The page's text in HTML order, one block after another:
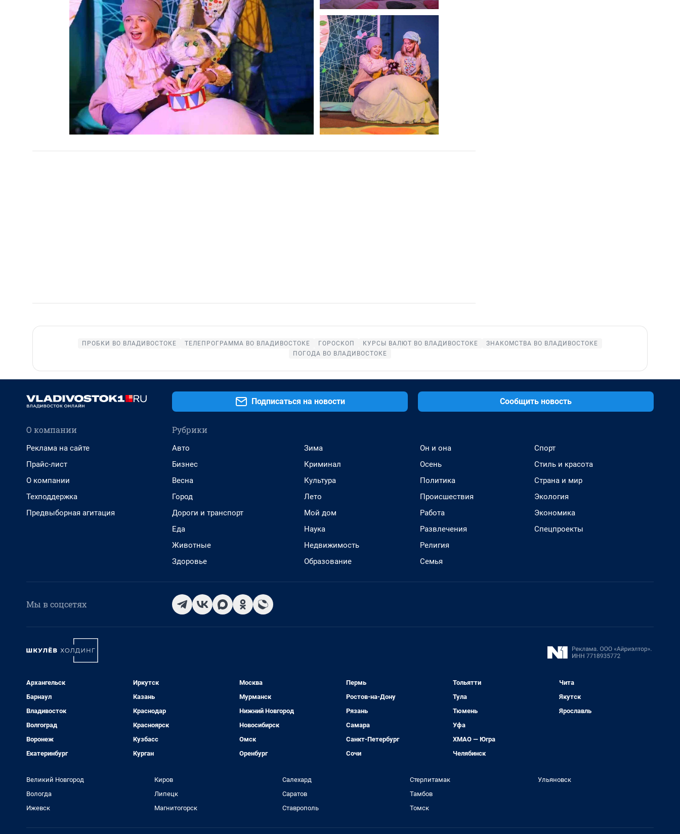
ПРОБКИ ВО ВЛАДИВОСТОКЕ ТЕЛЕПРОГРАММА ВО ВЛАДИВОСТОКЕ ГОРОСКОП КУРСЫ ВАЛЮТ ВО ВЛАДИВОСТОКЕ
ЗНАКОМСТВА ВО ВЛАДИВОСТОКЕ
ПОГОДА ВО ВЛАДИВОСТОКЕ
Подписаться на новости Сообщить новость
О компании
Реклама на сайте
Прайс-лист
О компании
Техподдержка
Предвыборная агитация
Рубрики
Авто
Бизнес
Весна
Город
Дороги и транспорт
Еда
Животные
Здоровье
Зима
Криминал
Культура
Лето
Мой дом
Наука
Недвижимость
Образование
Он и она
Осень
Политика
Происшествия
Работа
Развлечения
Религия
Семья
Спорт
Стиль и красота
Страна и мир
Экология
Экономика
Спецпроекты
Мы в соцсетях
Архангельск
Барнаул
Владивосток
Волгоград
Воронеж
Екатеринбург
Иркутск
Казань
Краснодар
Красноярск
Кузбасс
Курган
Москва
Мурманск
Нижний Новгород
Новосибирск
Омск
Оренбург
Пермь
Ростов-на-Дону
Рязань
Самара
Санкт-Петербург
Сочи
Тольятти
Тула
Тюмень
Уфа
ХМАО — Югра
Челябинск
Чита
Якутск
Ярославль
Великий Новгород
Вологда
Ижевск
Киров
Липецк
Магнитогорск
Салехард
Саратов
Ставрополь
Стерлитамак
Тамбов
Томск
Ульяновск